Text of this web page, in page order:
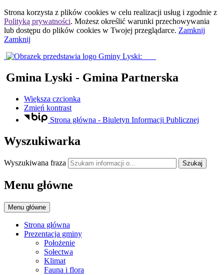
Strona korzysta z plików cookies w celu realizacji usług i zgodnie z
Polityką prywatności. Możesz określić warunki przechowywania
lub dostępu do plików cookies w Twojej przeglądarce. Zamknij
Zamknij
Gmina Lyski - Gmina Partnerska
Większa czcionka
Zmień kontrast
Strona główna - Biuletyn Informacji Publicznej
Wyszukiwarka
Wyszukiwana fraza Szukaj
Menu główne
Menu główne
Strona główna
Prezentacja gminy
Położenie
Sołectwa
Klimat
Fauna i flora